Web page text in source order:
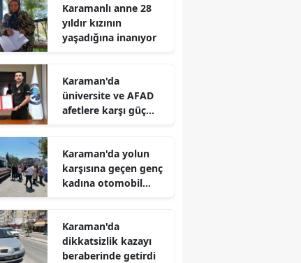
Karamanlı anne 28
yıldır kızının
yaşadığına inanıyor
Karaman'da
üniversite ve AFAD
afetlere karşı güç
Karaman'da yolun
karşısına geçen genç
kadına otomobil
Karaman'da
dikkatsizlik kazayı
beraberinde getirdi